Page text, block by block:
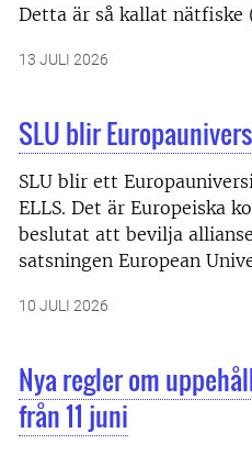
Detta är så kallat nätfiske
13 JULI 2026
SLU blir
SLU blir ett
ELLS. Det är Europeiska
beslutat att bevilja
satsningen European
10 JULI 2026
Nya regler om
från 11 juni